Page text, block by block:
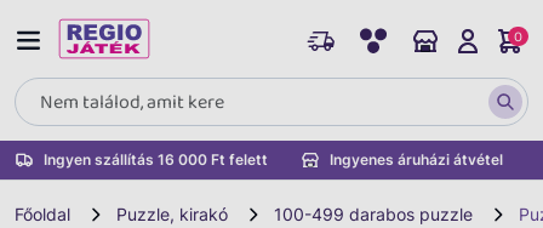
Ingyen szállítás 16 000 Ft felett Ingyenes áruházi átvétel
0
Főoldal Puzzle, kirakó 100-499 darabos puzzle